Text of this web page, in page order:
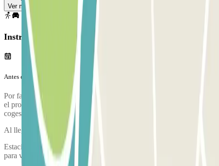
Ver mapa
Instrucciones
Antes de tu viaje
Por favor llega al parking con tiempo suficiente. Ten en cuenta que
el proceso de check-in desde que aparcas, se comprueba tu reserva y
coges el autobús al aeropuerto, dura aproximadamente 10 minutos
Al llegar, se realizará una inspección de tu vehículo.
Estaciona tu vehículo y acércate a la oficina de atención al cliente
para validar tu reserva.